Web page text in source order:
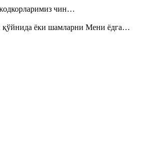
чин…
қўйнида ёки шамларни Мени ёдга…